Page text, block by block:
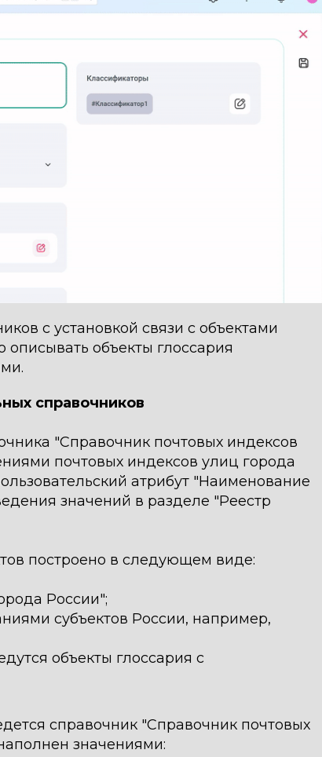
с установкой связи с объектами
описывать объекты глоссария
справочников
"Справочник почтовых индексов
почтовых индексов улиц города
атрибут "Наименование
значений в разделе "Реестр
построено в следующем виде:
России";
субъектов России, например,
объекты глоссария с
справочник "Справочник почтовых
значениями: